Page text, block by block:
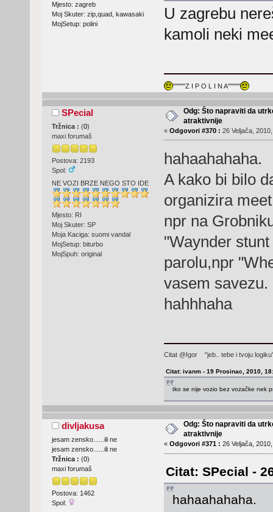
Mjesto: zagreb
Moj Skuter: zip,quad, kawasaki
MojSetup: polini
U zagrebu
kamoli neki
"""""Z I P O L I N A"""""
SPecial
Tržnica : (0)
maxi forumaš
Postova: 2193
Spol:
NE VOZI BRZE NEGO STO IDE
Mjesto: RI
Moj Skuter: SP
Moja Kaciga: suomi vandal
MojSetup: biturbo
MojSpuh: original
Odg: Što napraviti da
atraktivnije
« Odgovori #370 : 26 Veljača,
hahaahahaha.
A kako bi bilo
organizira
npr na
"Waynder
parolu,npr
vasem savezu.
hahhhaha
Citat @Igor "jeb.. tebe i tvoju
Citat: ivanm - 19 Prosinac, 2010,
tko se nije vozio bez vozačke nek
divljakusa
jesam zensko......ili ne
jesam zensko......ili ne
Tržnica : (0)
maxi forumaš
Postova: 1462
Spol:
Odg: Što napraviti da
atraktivnije
« Odgovori #371 : 26 Veljača,
Citat: SPecial -
hahaahahaha.